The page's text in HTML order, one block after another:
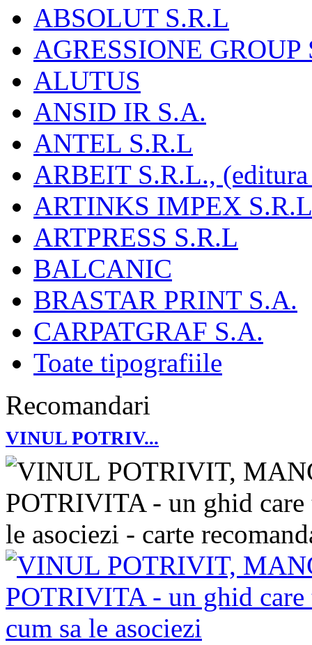
ABSOLUT S.R.L
AGRESSIONE GROUP
ALUTUS
ANSID IR S.A.
ANTEL S.R.L
ARBEIT S.R.L.,
ARTINKS IMPEX
ARTPRESS S.R.L
BALCANIC
BRASTAR PRINT S.A.
CARPATGRAF S.A.
Toate tipografiile
Recomandari
VINUL POTRIV...